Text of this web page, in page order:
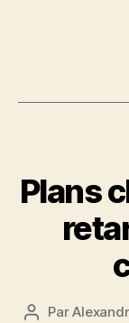
Plans
Auteur
Par